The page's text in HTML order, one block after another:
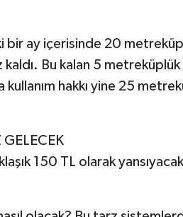
bir ay içerisinde 20 metreküp
Bu kalan 5 metreküplük
hakkı yine 25
150 TL olarak